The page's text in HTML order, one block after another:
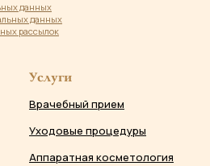
данных
данных
рассылок
Услуги
Врачебный прием
Уходовые процедуры
Аппаратная косметология